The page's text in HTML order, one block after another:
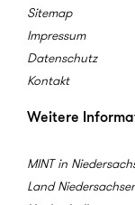
Sitemap
Impressum
Datenschutz
Kontakt
Weitere
MINT in
Land